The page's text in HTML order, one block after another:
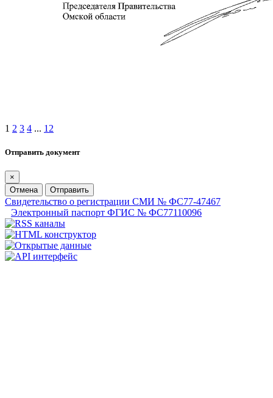
1 2 3 4 ... 12
Отправить документ
×
Отмена
Отправить
Свидетельство о регистрации СМИ № ФС77-47467
Электронный паспорт ФГИС № ФС77110096